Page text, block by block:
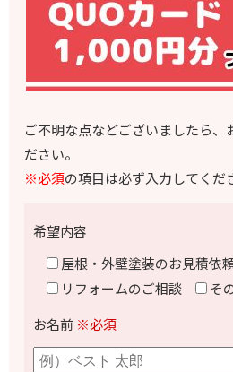
ご不明な点などございましたら、
ださい。
※必須の項目は必ず入力してくだ
希望内容
屋根・外壁塗装のお見積依
リフォームのご相談
そ
お名前 ※必須